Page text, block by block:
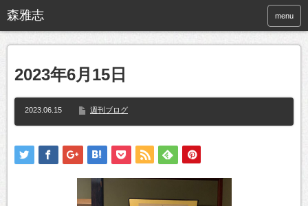
menu
2023年6月15日
2023.06.15 週刊ブログ